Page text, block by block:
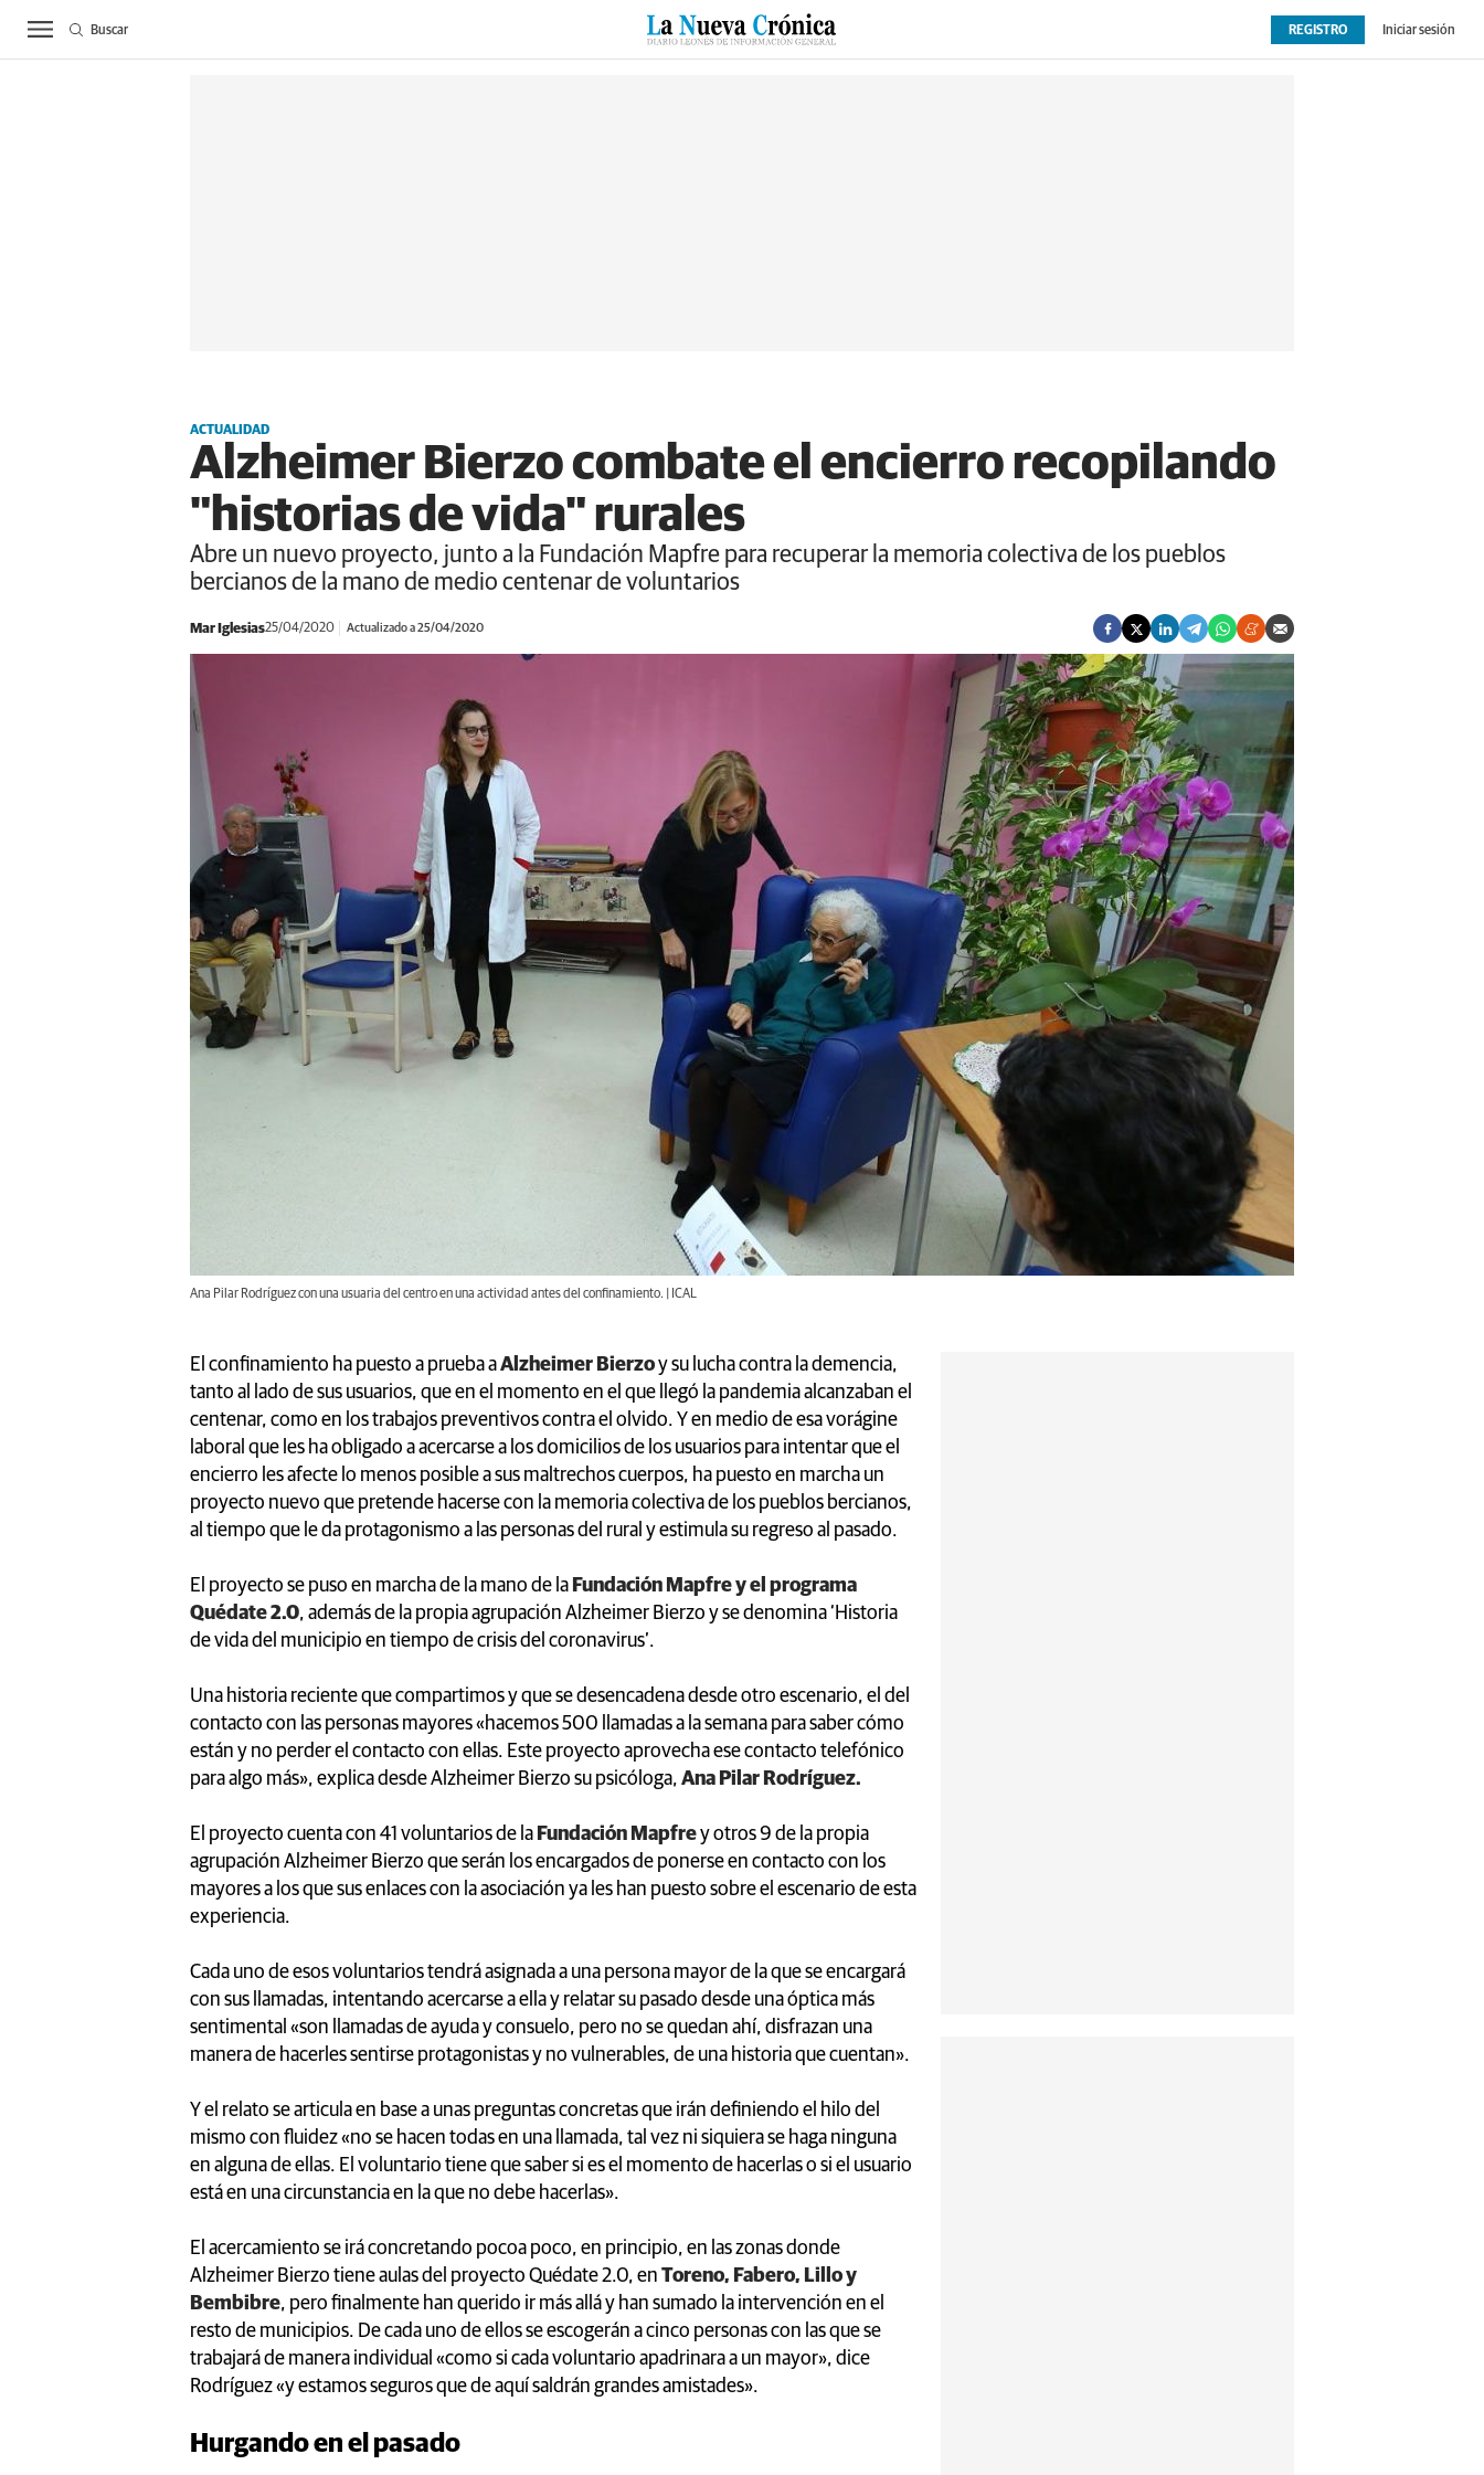
ACTUALIDAD BIERZO SUCESOS CULTURAS ESPECIALES DEPORTES OPINIÓN EXTRAS
REGISTRO Iniciar sesión
Buscar
ACTUALIDAD
Alzheimer Bierzo combate el encierro recopilando
"historias de vida" rurales
Abre un nuevo proyecto, junto a la Fundación Mapfre para recuperar la memoria colectiva de los pueblos
bercianos de la mano de medio centenar de voluntarios
Mar Iglesias25/04/2020 Actualizado a 25/04/2020
Ana Pilar Rodríguez con una usuaria del centro en una actividad antes del confinamiento. | ICAL
El confinamiento ha puesto a prueba aAlzheimer Bierzoy su lucha contra la demencia,
tanto al lado de sus usuarios, que en el momento en el que llegó la pandemia alcanzaban el
centenar, como en los trabajos preventivos contra el olvido. Y en medio de esa vorágine
laboral que les ha obligado a acercarse a los domicilios de los usuarios para intentar que el
encierro les afecte lo menos posible a sus maltrechos cuerpos, ha puesto en marcha un
proyecto nuevo que pretende hacerse con la memoria colectiva de los pueblos bercianos,
al tiempo que le da protagonismo a las personas del rural y estimula su regreso al pasado.
El proyecto se puso en marcha de la mano de la Fundación Mapfre y el programa
Quédate 2.0, además de la propia agrupación Alzheimer Bierzo y se denomina ‘Historia
de vida del municipio en tiempo de crisis del coronavirus’.
Una historia reciente que compartimos y que se desencadena desde otro escenario, el del
contacto con las personas mayores «hacemos 500 llamadas a la semana para saber cómo
están y no perder el contacto con ellas. Este proyecto aprovecha ese contacto telefónico
para algo más», explica desde Alzheimer Bierzo su psicóloga, Ana Pilar Rodríguez.
El proyecto cuenta con 41 voluntarios de la Fundación Mapfrey otros 9 de la propia
agrupación Alzheimer Bierzo que serán los encargados de ponerse en contacto con los
mayores a los que sus enlaces con la asociación ya les han puesto sobre el escenario de esta
experiencia.
Cada uno de esos voluntarios tendrá asignada a una persona mayor de la que se encargará
con sus llamadas, intentando acercarse a ella y relatar su pasado desde una óptica más
sentimental «son llamadas de ayuda y consuelo, pero no se quedan ahí, disfrazan una
manera de hacerles sentirse protagonistas y no vulnerables, de una historia que cuentan».
Y el relato se articula en base a unas preguntas concretas que irán definiendo el hilo del
mismo con fluidez «no se hacen todas en una llamada, tal vez ni siquiera se haga ninguna
en alguna de ellas. El voluntario tiene que saber si es el momento de hacerlas o si el usuario
está en una circunstancia en la que no debe hacerlas».
El acercamiento se irá concretando pocoa poco, en principio, en las zonas donde
Alzheimer Bierzo tiene aulas del proyecto Quédate 2.0, en Toreno, Fabero, Lillo y
Bembibre, pero finalmente han querido ir más allá y han sumado la intervención en el
resto de municipios. De cada uno de ellos se escogerán a cinco personas con las que se
trabajará de manera individual «como si cada voluntario apadrinara a un mayor», dice
Rodríguez «y estamos seguros que de aquí saldrán grandes amistades».
Hurgando en el pasado